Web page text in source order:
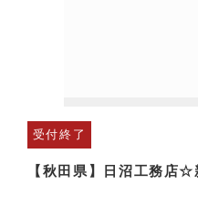
受付終了
【秋田県】日沼工務店